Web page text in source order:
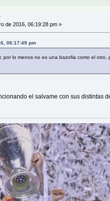
de 2016, 06:19:28 pm »
06:17:49 pm
por lo menos no es una bazofia como el
el salvame con sus distintas